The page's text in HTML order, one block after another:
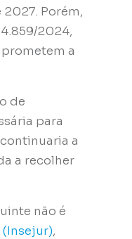
Porém,
2024,
a
de
para
a
a recolher
não é
,